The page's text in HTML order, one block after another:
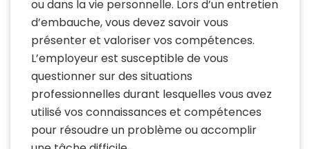
ou dans la vie personnelle. Lors d’un entretien
d’embauche, vous devez savoir vous
présenter et valoriser vos compétences.
L’employeur est susceptible de vous
questionner sur des situations
professionnelles durant lesquelles vous avez
utilisé vos connaissances et compétences
pour résoudre un problème ou accomplir